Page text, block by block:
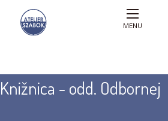
MENU
- odd. Odbornej